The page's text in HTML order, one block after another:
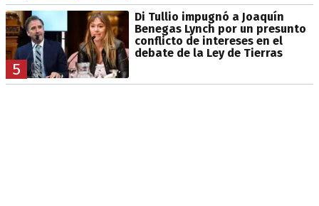
5
Di Tullio impugnó a Joaquín
Benegas Lynch por un presunto
conflicto de intereses en el
debate de la Ley de Tierras